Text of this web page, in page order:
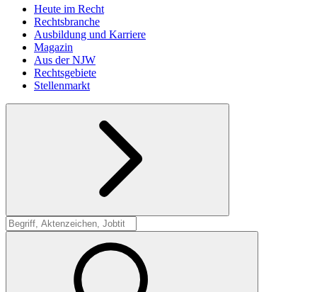
Heute im Recht
Rechtsbranche
Ausbildung und Karriere
Magazin
Aus der NJW
Rechtsgebiete
Stellenmarkt
Suche